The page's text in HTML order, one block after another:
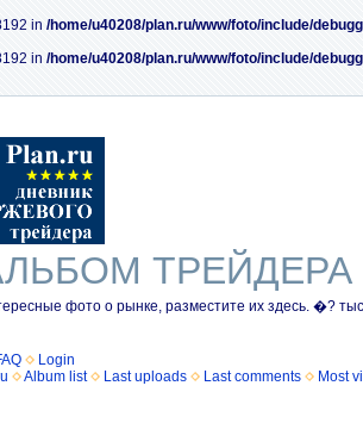
in /home/u40208/plan.ru/www/foto/include/
in /home/u40208/plan.ru/www/foto/include/
ТРЕЙДЕРА
фото о рынке, разместите их здесь. �?
Login
Album list Last uploads Last comments
Most